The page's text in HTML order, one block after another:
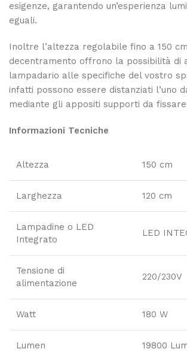
esigenze, garantendo un’esperienza
eguali.
Inoltre l’altezza regolabile fino a 150
decentramento offrono la possibilità di
lampadario alle specifiche del vostro
infatti possono essere distanziati l’uno
mediante gli appositi supporti da
Informazioni Tecniche
Altezza 150 cm
Larghezza 120 cm
Lampadine o LED
Integrato
LED
Tensione di
alimentazione
220/230V
Watt 180 W
Lumen 19800